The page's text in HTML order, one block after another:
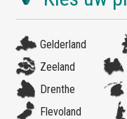
Gelderland
Zeeland
Drenthe
Flevoland